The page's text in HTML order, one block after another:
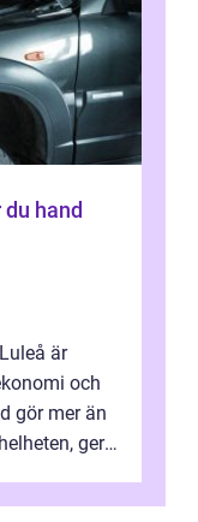
är
och
gör mer än
ger